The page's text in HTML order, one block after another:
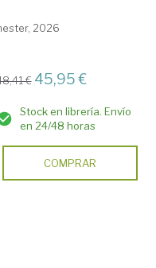
2026
€ 45,95 €
Stock en librería. Envío
en 24/48 horas
COMPRAR